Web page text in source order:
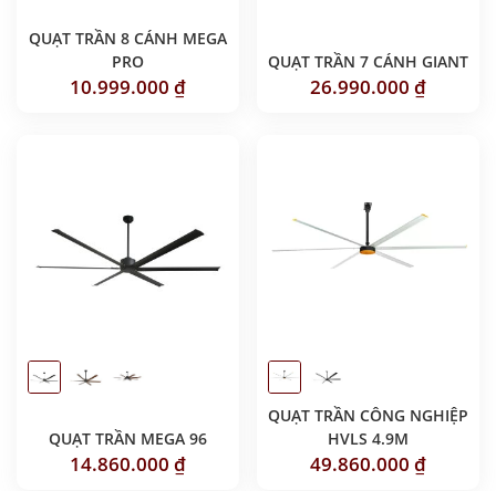
QUẠT TRẦN 8 CÁNH MEGA
PRO
10.999.000 ₫
QUẠT TRẦN 7 CÁNH GIANT
26.990.000 ₫
QUẠT TRẦN MEGA 96
14.860.000 ₫
QUẠT TRẦN CÔNG NGHIỆP
HVLS 4.9M
49.860.000 ₫